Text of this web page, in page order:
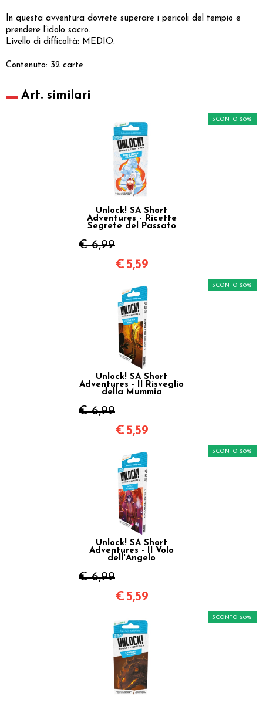
In questa avventura dovrete superare i pericoli del tempio e
prendere l’idolo sacro.
Livello di difficoltà: MEDIO.
Contenuto: 32 carte
Art. similari
Unlock! SA Short
Adventures - Ricette
Segrete del Passato
€ 6,99
SCONTO 20%
€ 5,59
Unlock! SA Short
Adventures - Il Risveglio
della Mummia
€ 6,99
SCONTO 20%
€ 5,59
Unlock! SA Short
Adventures - Il Volo
dell'Angelo
€ 6,99
SCONTO 20%
€ 5,59
SCONTO 20%